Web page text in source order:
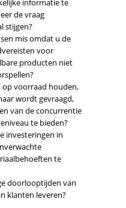
informatie te
de vraag
stijgen?
mis omdat u de
voor
producten niet
op voorraad houden,
wordt gevraagd,
van de concurrentie
te bieden?
investeringen in
te
doorlooptijden van
klanten leveren?